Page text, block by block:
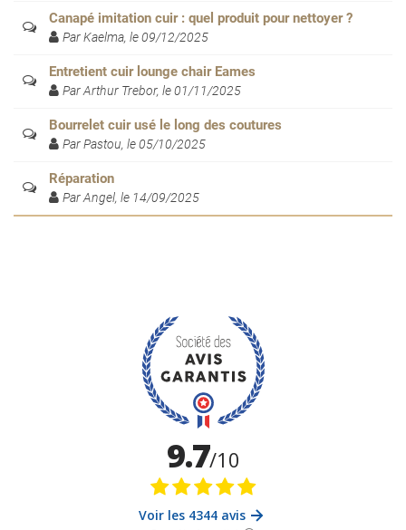
Canapé imitation cuir : quel produit pour nettoyer ?
Par Kaelma, le 09/12/2025
Entretient cuir lounge chair Eames
Par Arthur Trebor, le 01/11/2025
Bourrelet cuir usé le long des coutures
Par Pastou, le 05/10/2025
Réparation
Par Angel, le 14/09/2025